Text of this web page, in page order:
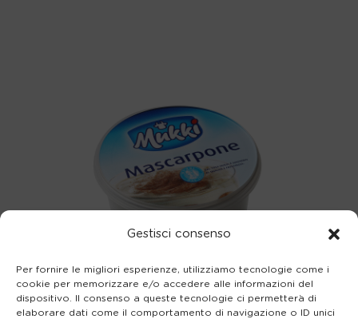
Gestisci consenso
Per fornire le migliori esperienze, utilizziamo tecnologie come i
cookie per memorizzare e/o accedere alle informazioni del
dispositivo. Il consenso a queste tecnologie ci permetterà di
elaborare dati come il comportamento di navigazione o ID unici